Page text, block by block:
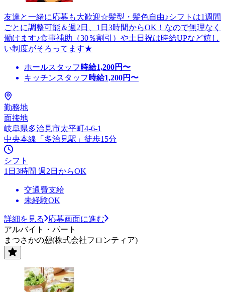
友達と一緒に応募も大歓迎☆髪型・髪色自由♪シフトは1週間
ごとに調整可能＆週2日、1日3時間からOK！なので無理なく
働けます♪食事補助（30％割引）や土日祝は時給UPなど嬉し
い制度がそろってます★
ホールスタッフ 時給1,200円〜
キッチンスタッフ 時給1,200円〜
勤務地
面接地
岐阜県多治見市太平町4-6-1
中央本線「多治見駅」徒歩15分
シフト
1日3時間 週2日からOK
交通費支給
未経験OK
詳細を見る
応募画面に進む
アルバイト・パート
まつさかの憩(株式会社フロンティア)